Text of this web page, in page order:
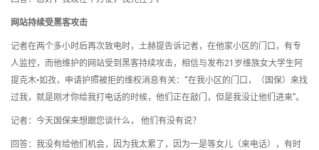
网站持续受黑客攻击
记者在两个多小时后再次致电时，土赫提告诉记者，在他家小区的门口，有专
人监控，而他维护的网站受到黑客持续攻击，相信与发布21岁维族女大学生阿
提克木•如孜，申请护照被拒的维权消息有关：“在我小区的门口，（国保）来找
过我，就是刚才你给我打电话的时候，他们正在敲门，但是我没让他们进来”。
记者：今天国保来想跟您谈什么， 他们有没有说？
回答：我没有给他们机会，因为我太累了，因为一是等女儿（来电话），有时